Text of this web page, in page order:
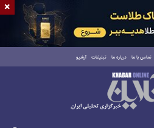
تماس با ما درباره ما تبلیغات آرشیو
×